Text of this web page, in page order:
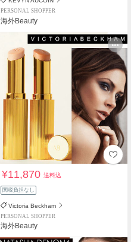
PERSONAL SHOPPER
海外Beauty
¥11,870送料込
関税負担なし
Victoria Beckham
PERSONAL SHOPPER
海外Beauty